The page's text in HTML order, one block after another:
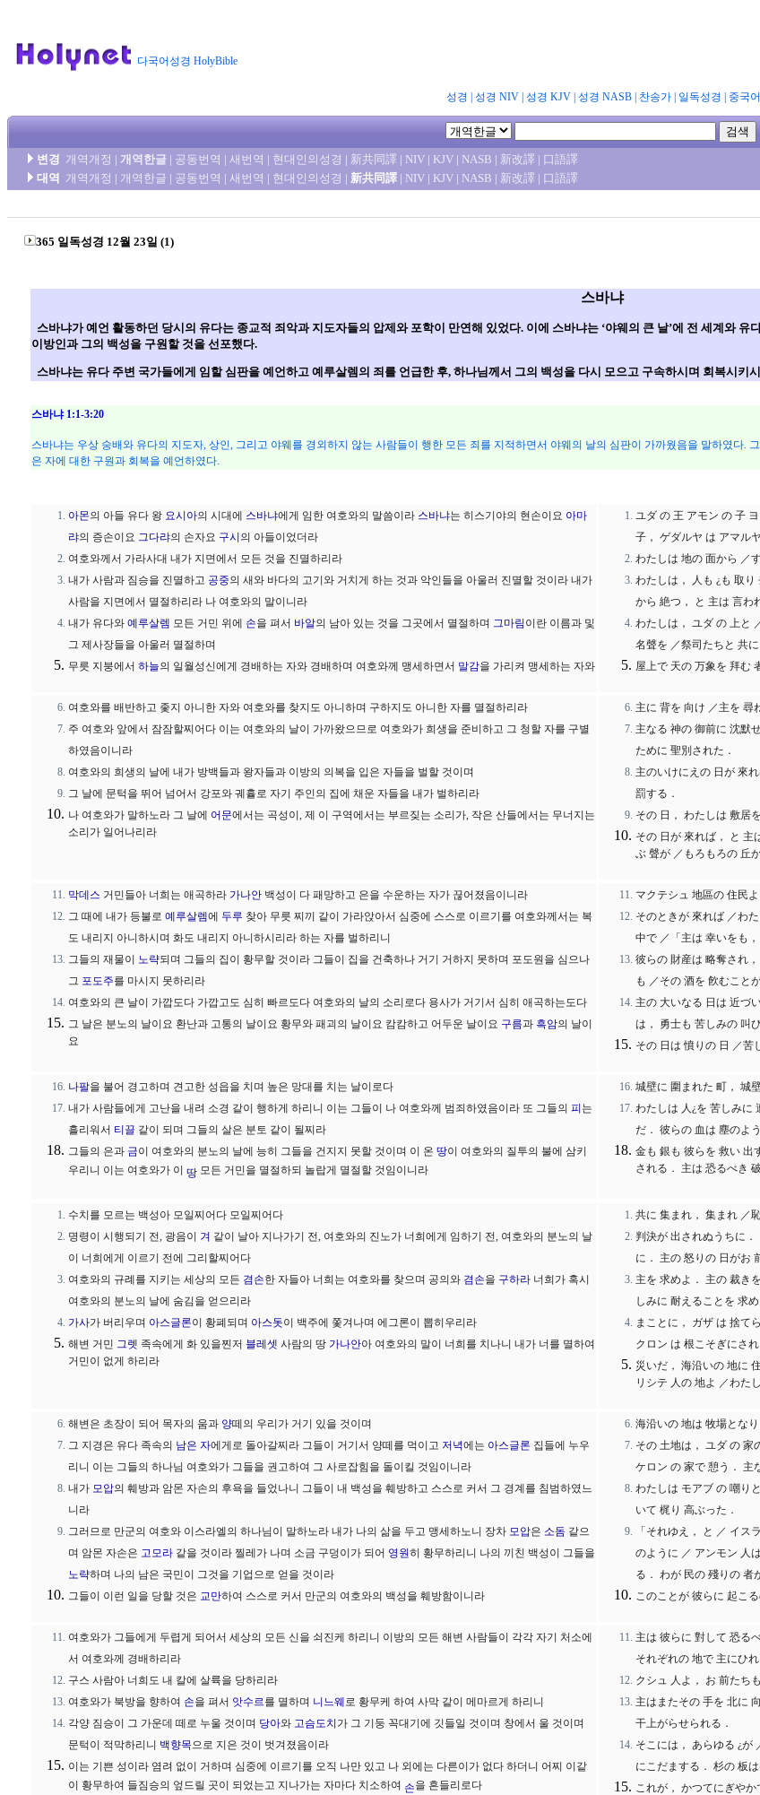
다국어성경 HolyBible
성경 성경 NIV| 성경 KJV| 성경 NASB| 찬송가| 일독성경 중국
변경 개역개정 | 개역한글 | 공동번역 | 새번역 | 현대인의성경 | 新共同譯 | NIV | KJV | NASB | 新改譯 | 口語譯
대역
개역개정 | 개역한글 | 공동번역 | 새번역 | 현대인의성경 | 新共同譯 | NIV | KJV | NASB | 新改譯 | 口語譯
365 일독성경 12월 23일 (1)
스바냐
스바냐가 예언 활동하던 당시의 유다는 종교적 죄악과 지도자들의 압제와 포학이 만연해 있었다. 이에 스바냐는 ‘야웨의 큰 날’에 전 세계와
이방인과 그의 백성을 구원할 것을 선포했다.
스바냐는 유다 주변 국가들에게 임할 심판을 예언하고 예루살렘의 죄를 언급한 후, 하나님께서 그의 백성을 다시 모으고 구속하시며 회복시키
스바냐 1:1-3:20
스바냐는 우상 숭배와 유다의 지도자, 상인, 그리고 야웨를 경외하지 않는 사람들이 행한 모든 죄를 지적하면서 야웨의 날의 심판이 가까웠음을 말하였다.
은 자에 대한 구원과 회복을 예언하였다.
아몬의 아들 유다 왕 요시아의 시대에 스바냐에게 임한 여호와의 말씀이라 스바냐는 히스기야의 현손이요 아마
랴의 증손이요 그다랴의 손자요 구시 의 아들이었더라
여호와께서 가라사대 내가 지면에서 모든 것을 진멸하리라
내가 사람과 짐승을 진멸하고 공중의 새와 바다의 고기와 거치게 하는 것과 악인들을 아울러 진멸할 것이라 내가
사람을 지면에서 멸절하리라 나 여호와의 말이니라
내가 유다와 예루살렘 모든 거민 위에 손을 펴서 바알의 남아 있는 것을 그곳에서 멸절하며 그마림 이란 이름과 및
그 제사장들을 아울러 멸절하며
무릇 지붕에서 하늘의 일월성신에게 경배하는 자와 경배하며 여호와께 맹세하면서 말감을 가리켜 맹세하는 자와
ユダ の 王 アモン の 子
子， ゲダルヤ は アマル
わたしは 地の 面から ／
わたしは， 人も ¿も 取
から 絶つ， と 主は 言わ
わたしは， ユダ の 上と
名聲を ／祭司たちと 共
屋上で 天の 万象を 拜む
여호와를 배반하고 좇지 아니한 자와 여호와를 찾지도 아니하며 구하지도 아니한 자를 멸절하리라
주 여호와 앞에서 잠잠할찌어다 이는 여호와의 날이 가까왔으므로 여호와가 희생을 준비하고 그 청할 자를 구별
하였음이니라
여호와의 희생의 날에 내가 방백들과 왕자들과 이방의 의복을 입은 자들을 벌할 것이며
그 날에 문턱을 뛰어 넘어서 강포와 궤휼로 자기 주인의 집에 채운 자들을 내가 벌하리라
나 여호와가 말하노라 그 날에 어문에서는 곡성이, 제 이 구역에서는 부르짖는 소리가, 작은 산들에서는 무너지는
소리가 일어나리라
主に 背を 向け ／主を 尋
主なる 神の 御前に 沈默
ために 聖別された．
主のいけにえの 日が 來
罰する．
その 日， わたしは 敷居
その 日が 來れば， と 主
ぶ 聲が ／もろもろの 丘
막데스 거민들아 너희는 애곡하라 가나안 백성이 다 패망하고 은을 수운하는 자가 끊어졌음이니라
그 때에 내가 등불로 예루살렘에 두루 찾아 무릇 찌끼 같이 가라앉아서 심중에 스스로 이르기를 여호와께서는 복
도 내리지 아니하시며 화도 내리지 아니하시리라 하는 자를 벌하리니
그들의 재물이 노략되며 그들의 집이 황무할 것이라 그들이 집을 건축하나 거기 거하지 못하며 포도원을 심으나
그 포도주를 마시지 못하리라
여호와의 큰 날이 가깝도다 가깝고도 심히 빠르도다 여호와의 날의 소리로다 용사가 거기서 심히 애곡하는도다
그 날은 분노의 날이요 환난과 고통의 날이요 황무와 패괴의 날이요 캄캄하고 어두운 날이요 구름과 흑암의 날이
요
マクテシュ 地區の 住民
そのときが 來れば ／わ
中で ／「主は 幸いをも
彼らの 財産は 略奪され
も ／その 酒を 飮むこと
主の 大いなる 日は 近づ
は， 勇士も 苦しみの 叫
その 日は 憤りの 日 ／苦
나팔을 불어 경고하며 견고한 성읍을 치며 높은 망대를 치는 날이로다
내가 사람들에게 고난을 내려 소경 같이 행하게 하리니 이는 그들이 나 여호와께 범죄하였음이라 또 그들의 피 는
흘리워서 티끌 같이 되며 그들의 살은 분토 같이 될찌라
그들의 은과 금이 여호와의 분노의 날에 능히 그들을 건지지 못할 것이며 이 온 땅이 여호와의 질투의 불에 삼키
우리니 이는 여호와가 이 땅 모든 거민을 멸절하되 놀랍게 멸절할 것임이니라
城壁に 圍まれた 町， 城
わたしは 人¿を 苦しみに
だ． 彼らの 血は 塵のよ
金も 銀も 彼らを 救い 出
される． 主は 恐るべき
수치를 모르는 백성아 모일찌어다 모일찌어다
명령이 시행되기 전, 광음이 겨 같이 날아 지나가기 전, 여호와의 진노가 너희에게 임하기 전, 여호와의 분노의 날
이 너희에게 이르기 전에 그리할찌어다
여호와의 규례를 지키는 세상의 모든 겸손한 자들아 너희는 여호와를 찾으며 공의와 겸손을 구하라 너희가 혹시
여호와의 분노의 날에 숨김을 얻으리라
가사가 버리우며 아스글론이 황폐되며 아스돗이 백주에 쫓겨나며 에그론이 뽑히우리라
해변 거민 그렛 족속에게 화 있을찐저 블레셋 사람의 땅 가나안아 여호와의 말이 너희를 치나니 내가 너를 멸하여
거민이 없게 하리라
共に 集まれ， 集まれ ／
判決が 出されぬうちに
に． 主の 怒りの 日がお
主を 求めよ． 主の 裁き
しみに 耐えることを 求
まことに， ガザ は 捨て
クロン は 根こそぎにされ
災いだ， 海沿いの 地に
リシテ 人の 地よ ／わた
해변은 초장이 되어 목자의 움과 양떼의 우리가 거기 있을 것이며
그 지경은 유다 족속의 남은 자에게로 돌아갈찌라 그들이 거기서 양떼를 먹이고 저녁에는 아스글론 집들에 누우
리니 이는 그들의 하나님 여호와가 그들을 권고하여 그 사로잡힘을 돌이킬 것임이니라
내가 모압의 훼방과 암몬 자손의 후욕을 들었나니 그들이 내 백성을 훼방하고 스스로 커서 그 경계를 침범하였느
니라
그러므로 만군의 여호와 이스라엘의 하나님이 말하노라 내가 나의 삶을 두고 맹세하노니 장차 모압은 소돔 같으
며 암몬 자손은 고모라 같을 것이라 찔레가 나며 소금 구덩이가 되어 영원히 황무하리니 나의 끼친 백성이 그들을
노략하며 나의 남은 국민이 그것을 기업으로 얻을 것이라
그들이 이런 일을 당할 것은 교만하여 스스로 커서 만군의 여호와의 백성을 훼방함이니라
海沿いの 地は 牧場とな
その 土地は， ユダ の 家
ケロン の 家で 憩う． 主
わたしは モアブ の 嘲り
いて 梶り 高ぶった．
「それゆえ， と ／ イ
のように ／ アンモン 人
る． わが 民の 殘りの 者
このことが 彼らに 起こ
여호와가 그들에게 두렵게 되어서 세상의 모든 신을 쇠진케 하리니 이방의 모든 해변 사람들이 각각 자기 처소에
서 여호와께 경배하리라
구스 사람아 너희도 내 칼에 살륙을 당하리라
여호와가 북방을 향하여 손을 펴서 앗수르를 멸하며 니느웨 로 황무케 하여 사막 같이 메마르게 하리니
각양 짐승이 그 가운데 떼로 누울 것이며 당아와 고슴도치 가 그 기둥 꼭대기에 깃들일 것이며 창에서 울 것이며
문턱이 적막하리니 백향목으로 지은 것이 벗겨졌음이라
이는 기쁜 성이라 염려 없이 거하며 심중에 이르기를 오직 나만 있고 나 외에는 다른이가 없다 하더니 어찌 이같
이 황무하여 들짐승의 엎드릴 곳이 되었는고 지나가는 자마다 치소하여 손을 흔들리로다
主は 彼らに 對して 恐る
それぞれの 地で 主にひれ
クシュ 人よ， お 前たち
主はまたその 手を 北に
干上がらせられる．
そこには， あらゆる ¿が
にこだまする． 杉の 板
これが， かつてにぎや